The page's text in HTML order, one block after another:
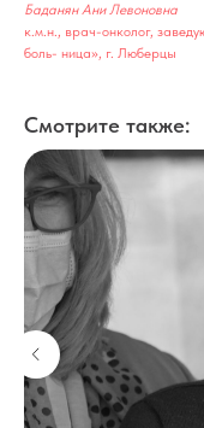
Баданян Ани Левоновна
к.м.н., врач-онколог,
боль- ница», г. Люберцы
Смотрите также: